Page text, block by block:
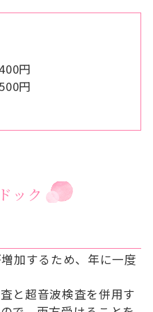
円
円
ック
加するため、年に一度
と超音波検査を併用す